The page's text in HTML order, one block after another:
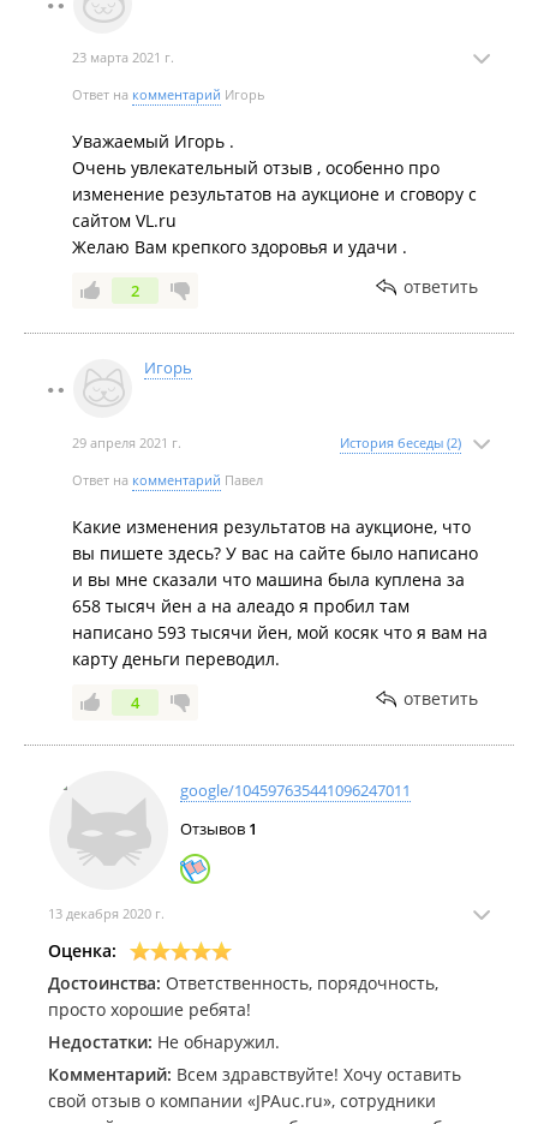
23 марта 2021 г.
Ответ на комментарий Игорь
Уважаемый Игорь .
Очень увлекательный отзыв , особенно про
изменение результатов на аукционе и сговору с
сайтом VL.ru
Желаю Вам крепкого здоровья и удачи .
2 ответить
Игорь
29 апреля 2021 г. История беседы (2)
Ответ на комментарий Павел
Какие изменения результатов на аукционе, что
вы пишете здесь? У вас на сайте было написано
и вы мне сказали что машина была куплена за
658 тысяч йен а на алеадо я пробил там
написано 593 тысячи йен, мой косяк что я вам на
карту деньги переводил.
4 ответить
google/104597635441096247011
Отзывов 1
13 декабря 2020 г.
Оценка:
Достоинства: Ответственность, порядочность,
просто хорошие ребята!
Недостатки: Не обнаружил.
Комментарий: Всем здравствуйте! Хочу оставить
свой отзыв о компании «JPAuc.ru», сотрудники